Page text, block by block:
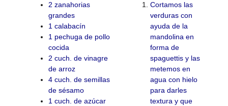
2 zanahorias
grandes
1 calabacín
1 pechuga de pollo
cocida
2 cuch. de vinagre
de arroz
4 cuch. de semillas
de sésamo
1 cuch. de azúcar
Cortamos las
verduras con
ayuda de la
mandolina en
forma de
spaguettis y las
metemos en
agua con hielo
para darles
textura y que